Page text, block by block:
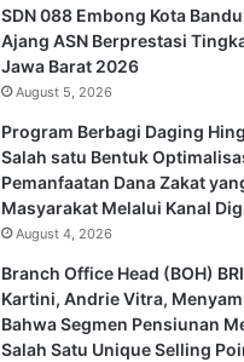
SDN 088 Embong Kota
Ajang ASN Berprestasi
Jawa Barat 2026
August 5, 2026
Program Berbagi Daging
Salah satu Bentuk
Pemanfaatan Dana Zakat
Masyarakat Melalui Kanal
August 4, 2026
Branch Office Head (BOH)
Kartini, Andrie Vitra,
Bahwa Segmen Pensiunan
Salah Satu Unique Selling